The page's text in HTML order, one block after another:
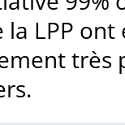
LPP ont
très